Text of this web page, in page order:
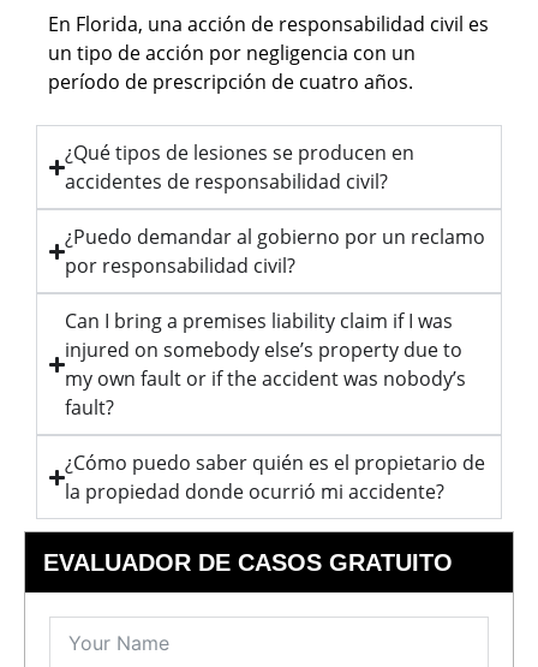
En Florida, una acción de responsabilidad civil es
un tipo de acción por negligencia con un
período de prescripción de cuatro años.
¿Qué tipos de lesiones se producen en
accidentes de responsabilidad civil?
¿Puedo demandar al gobierno por un reclamo
por responsabilidad civil?
Can I bring a premises liability claim if I was
injured on somebody else’s property due to
my own fault or if the accident was nobody’s
fault?
¿Cómo puedo saber quién es el propietario de
la propiedad donde ocurrió mi accidente?
EVALUADOR DE CASOS GRATUITO